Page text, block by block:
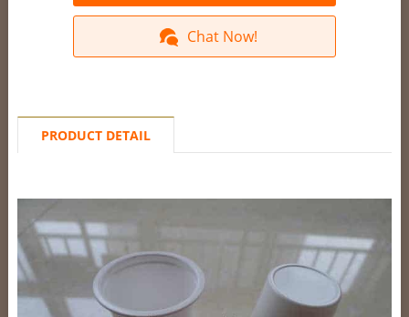
Chat Now!
PRODUCT DETAIL